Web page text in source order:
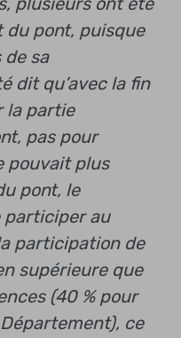
du pont, puisque
sa
dit qu’avec la fin
la partie
pas pour
pouvait plus
pont, le
participer au
participation de
supérieure que
(40 % pour
ce